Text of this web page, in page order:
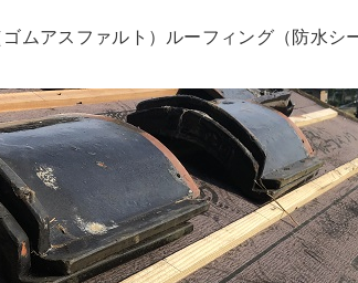
ゴムアスファルト）ルーフィング（防水シ